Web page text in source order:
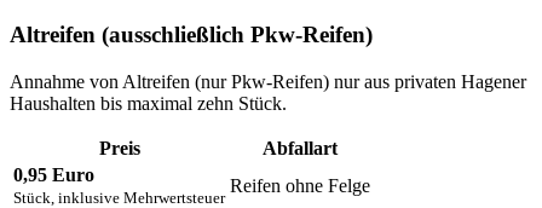
Altreifen (ausschließlich Pkw-Reifen)
Annahme von Altreifen (nur Pkw-Reifen) nur aus privaten Hagener
Haushalten bis maximal zehn Stück.
Preis
Abfallart
0,95 Euro
Stück, inklusive Mehrwertsteuer
Reifen ohne Felge